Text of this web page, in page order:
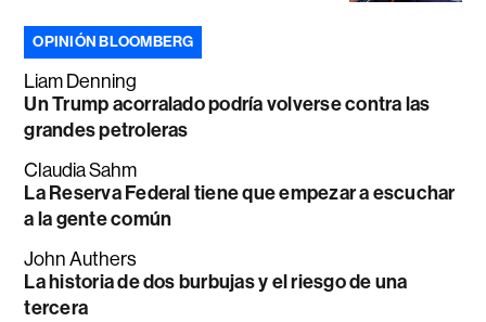
OPINIÓN BLOOMBERG
Liam Denning
Un Trump acorralado podría volverse contra las
grandes petroleras
Claudia Sahm
La Reserva Federal tiene que empezar a escuchar
a la gente común
John Authers
La historia de dos burbujas y el riesgo de una
tercera